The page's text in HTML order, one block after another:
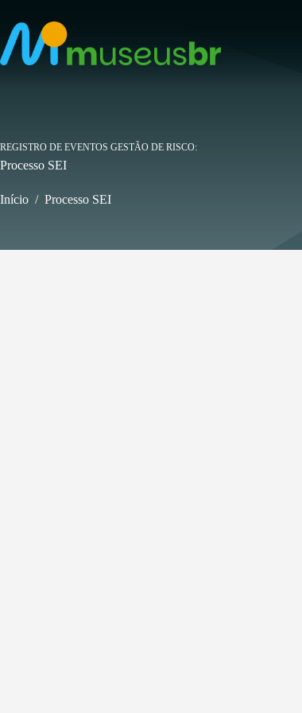
para
conteúdo
REGISTRO DE EVENTOS GESTÃO DE RISCO
Processo SEI
Início / Processo SEI